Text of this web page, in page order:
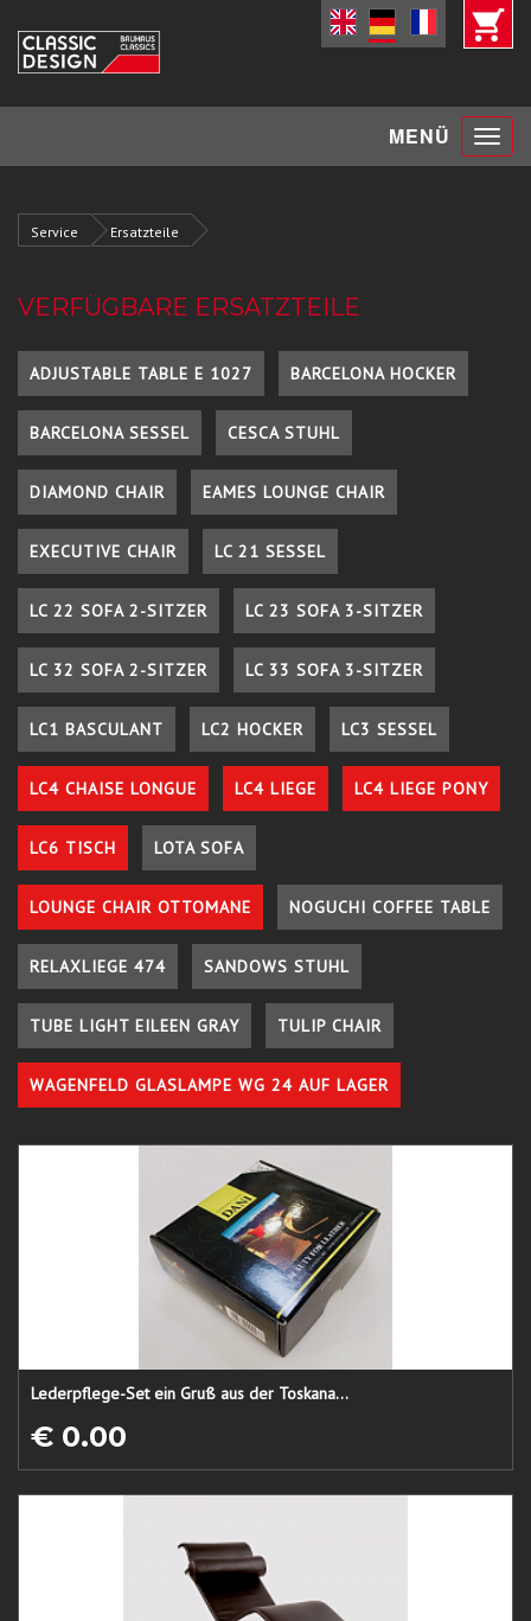
MENÜ Toggle
Service Ersatzteile
VERFÜGBARE ERSATZTEILE
ADJUSTABLE TABLE E 1027 BARCELONA HOCKER
BARCELONA SESSEL CESCA STUHL
DIAMOND CHAIR EAMES LOUNGE CHAIR
EXECUTIVE CHAIR LC 21 SESSEL
LC 22 SOFA 2-SITZER LC 23 SOFA 3-SITZER
LC 32 SOFA 2-SITZER LC 33 SOFA 3-SITZER
LC1 BASCULANT LC2 HOCKER LC3 SESSEL
LC4 CHAISE LONGUE LC4 LIEGE LC4 LIEGE PONY
LC6 TISCH LOTA SOFA
LOUNGE CHAIR OTTOMANE NOGUCHI COFFEE TABLE
RELAXLIEGE 474 SANDOWS STUHL
TUBE LIGHT EILEEN GRAY TULIP CHAIR
WAGENFELD GLASLAMPE WG 24 AUF LAGER
Lederpflege-Set ein Gruß aus der Toskana...
€ 0.00